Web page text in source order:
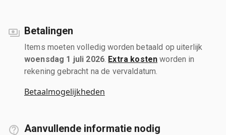
Betalingen
Items moeten volledig worden betaald op uiterlijk
woensdag 1 juli 2026 Extra kosten worden in
rekening gebracht na de vervaldatum.
Betaalmogelijkheden
Aanvullende informatie nodig